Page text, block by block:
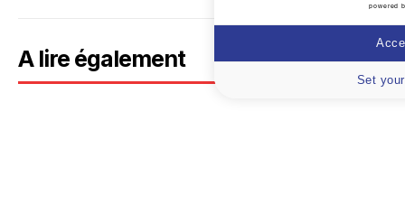
A lire également
powered
Set